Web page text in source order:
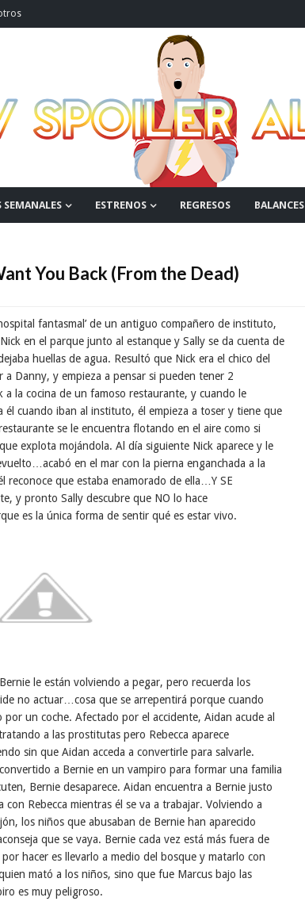
ESTRENOS REGRESOS BALANCES
You Back (From the Dead)
fantasmal’ de un antiguo compañero de instituto,
en el parque junto al estanque y Sally se da cuenta de
huellas de agua. Resultó que Nick era el chico del
Danny, y empieza a pensar si pueden tener 2
a la cocina de un famoso restaurante, y cuando le
él cuando iban al instituto, él empieza a toser y tiene que
se le encuentra flotando en el aire como si
explota mojándola. Al día siguiente Nick aparece y le
en el mar con la pierna enganchada a la
reconoce que estaba enamorado de ella…Y SE
y pronto Sally descubre que NO lo hace
es la única forma de sentir qué es estar vivo.
le están volviendo a pegar, pero recuerda los
no actuar…cosa que se arrepentirá porque cuando
un coche. Afectado por el accidente, Aidan acude al
a las prostitutas pero Rebecca aparece
sin que Aidan acceda a convertirle para salvarle.
a Bernie en un vampiro para formar una familia
Bernie desaparece. Aidan encuentra a Bernie justo
Rebecca mientras él se va a trabajar. Volviendo a
los niños que abusaban de Bernie han aparecido
que se vaya. Bernie cada vez está más fuera de
hacer es llevarlo a medio del bosque y matarlo con
mató a los niños, sino que fue Marcus bajo las
es muy peligroso.